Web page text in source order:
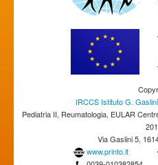
IRCCS Istituto G. Gaslini
Pediatria II, Reumatologia, EULAR
Via Gaslini 5,
www.printo.it